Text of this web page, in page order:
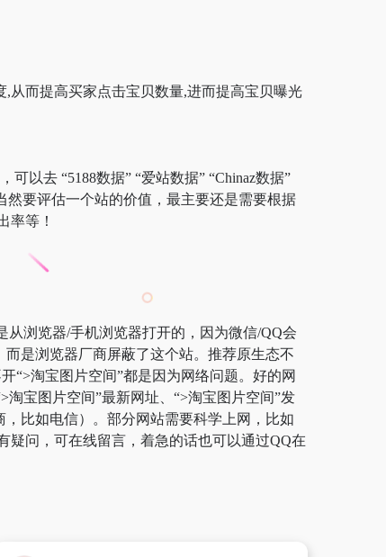
从而提高买家点击宝贝数量,进而提高宝贝曝光
以去 “5188数据” “爱站数据” “Chinaz数据”
要评估一个站的价值，最主要还是需要根据
率等！
从浏览器/手机浏览器打开的，因为微信/QQ会
是浏览器厂商屏蔽了这个站。推荐原生态不
“>淘宝图片空间”都是因为网络问题。好的网
宝图片空间”最新网址、“>淘宝图片空间”发
比如电信）。部分网站需要科学上网，比如
疑问，可在线留言，着急的话也可以通过QQ在